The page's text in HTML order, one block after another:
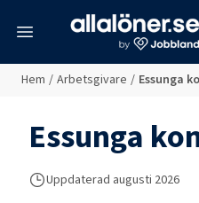
Hem / Arbetsgivare / Essunga
Essunga
Uppdaterad augusti 2026